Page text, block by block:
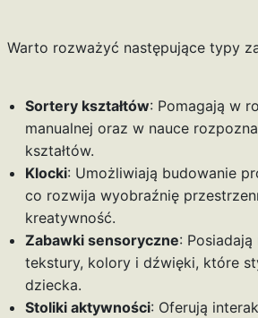
Warto rozważyć następujące typy
Sortery kształtów: Pomagają w
manualnej oraz w nauce
kształtów.
Klocki: Umożliwiają budowanie
co rozwija wyobraźnię
kreatywność.
Zabawki sensoryczne:
tekstury, kolory i dźwięki, które
dziecka.
Stoliki aktywności: Oferują